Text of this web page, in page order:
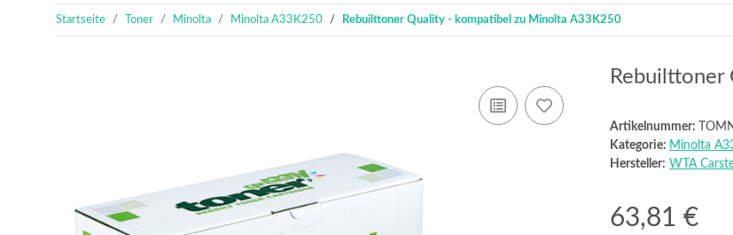
Startseite Toner Minolta Minolta A33K250 Rebuilttoner Quality - kompatibel zu Minolta A33K250
Artikelnummer:
Kategorie: Minolta
Hersteller: WTA
63,81 €